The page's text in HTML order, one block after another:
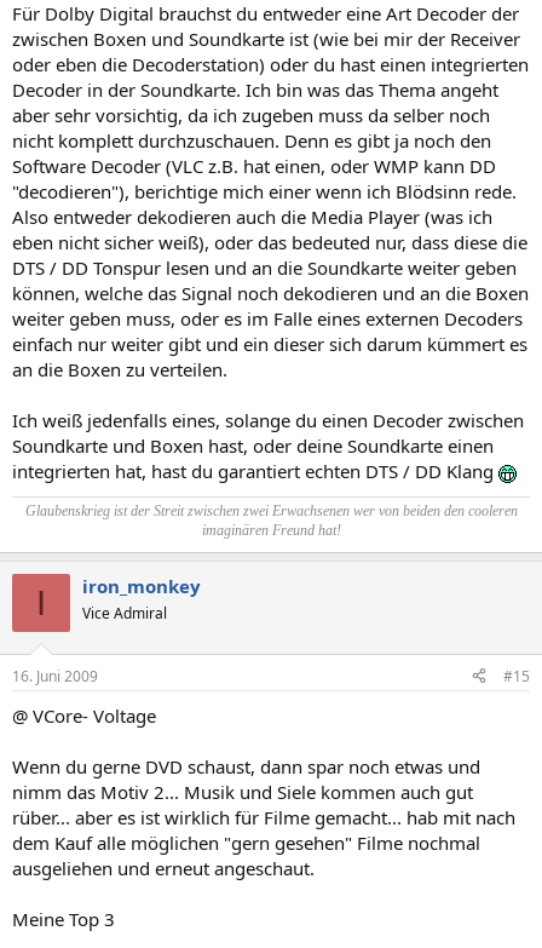
Für Dolby Digital brauchst du entweder eine Art Decoder der
zwischen Boxen und Soundkarte ist (wie bei mir der Receiver
oder eben die Decoderstation) oder du hast einen integrierten
Decoder in der Soundkarte. Ich bin was das Thema angeht
aber sehr vorsichtig, da ich zugeben muss da selber noch
nicht komplett durchzuschauen. Denn es gibt ja noch den
Software Decoder (VLC z.B. hat einen, oder WMP kann DD
"decodieren"), berichtige mich einer wenn ich Blödsinn rede.
Also entweder dekodieren auch die Media Player (was ich
eben nicht sicher weiß), oder das bedeuted nur, dass diese die
DTS / DD Tonspur lesen und an die Soundkarte weiter geben
können, welche das Signal noch dekodieren und an die Boxen
weiter geben muss, oder es im Falle eines externen Decoders
einfach nur weiter gibt und ein dieser sich darum kümmert es
an die Boxen zu verteilen.
Ich weiß jedenfalls eines, solange du einen Decoder zwischen
Soundkarte und Boxen hast, oder deine Soundkarte einen
integrierten hat, hast du garantiert echten DTS / DD Klang
Glaubenskrieg ist der Streit zwischen zwei Erwachsenen wer von beiden den cooleren
imaginären Freund hat!
I iron_monkey
Vice Admiral
16. Juni 2009 #15
@ VCore- Voltage
Wenn du gerne DVD schaust, dann spar noch etwas und
nimm das Motiv 2... Musik und Siele kommen auch gut
rüber... aber es ist wirklich für Filme gemacht... hab mit nach
dem Kauf alle möglichen "gern gesehen" Filme nochmal
ausgeliehen und erneut angeschaut.
Meine Top 3